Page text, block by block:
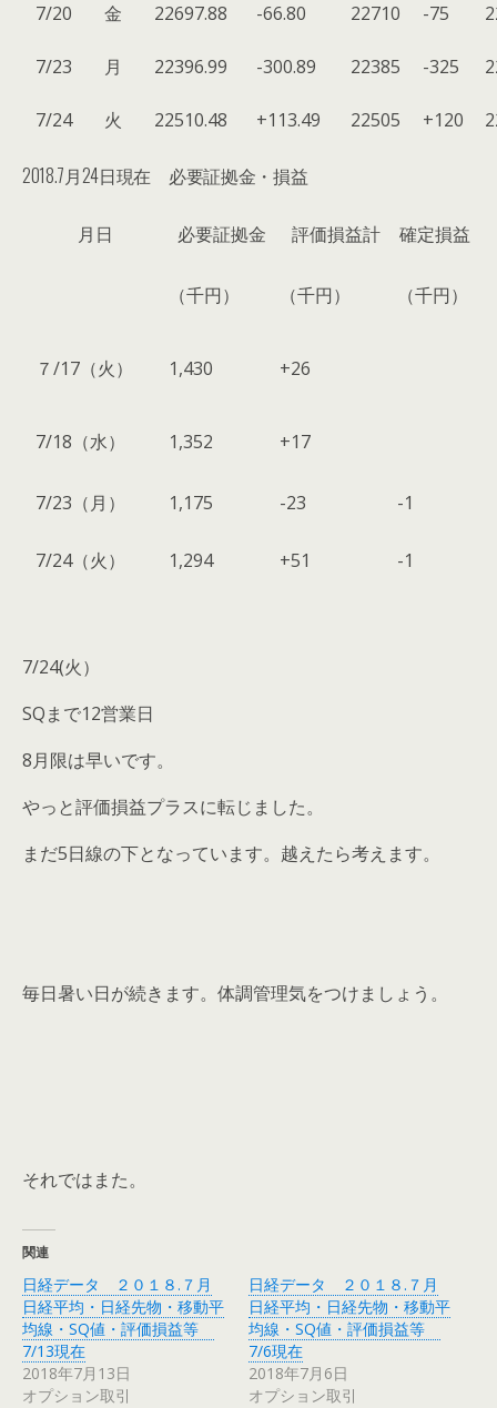
7/20 金 22697.88 -66.80 22710 -75
7/23 月 22396.99 -300.89 22385 -325
7/24 火 22510.48 +113.49 22505 +120
2018.7月24日現在 必要証拠金・損益
月日 必要証拠金 評価損益計 確定損益
（千円） （千円） （千円）
７/17（火） 1,430 +26
7/18（水） 1,352 +17
7/23（月） 1,175 -23 -1
7/24（火） 1,294 +51 -1
7/24(火）
SQまで12営業日
8月限は早いです。
やっと評価損益プラスに転じました。
まだ5日線の下となっています。越えたら考えます。
毎日暑い日が続きます。体調管理気をつけましょう。
それではまた。
関連
日経データ ２０１８.７月
日経平均・日経先物・移動平
均線・SQ値・評価損益等
7/13現在
2018年7月13日
オプション取引
日経データ ２０１８.７月
日経平均・日経先物・移動平
均線・SQ値・評価損益等
7/6現在
2018年7月6日
オプション取引